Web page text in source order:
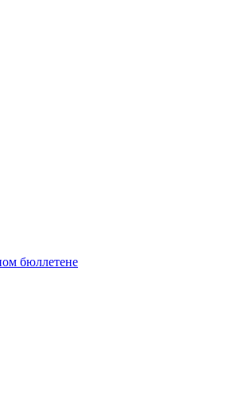
бюллетене